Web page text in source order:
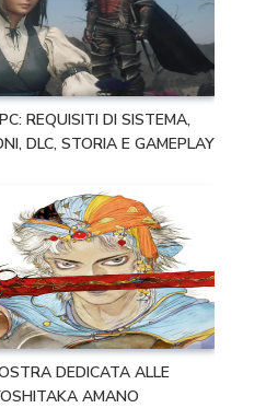
REQUISITI DI SISTEMA,
DLC, STORIA E GAMEPLAY
DEDICATA ALLE
AMANO